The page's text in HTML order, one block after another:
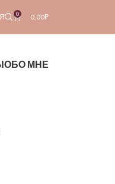
0 0,00₽
ОБО МНЕ